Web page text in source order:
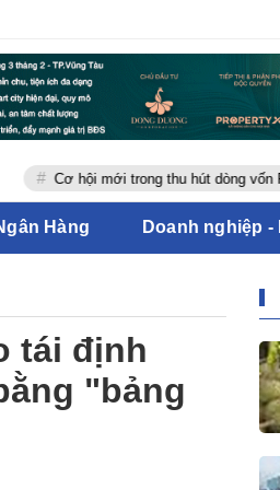
Cơ hội mới trong thu hút dòng vốn FDI
Hàng Doanh nghiệp -
tái định
"bảng